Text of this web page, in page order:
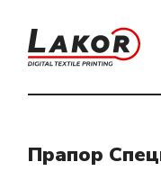
Прапор